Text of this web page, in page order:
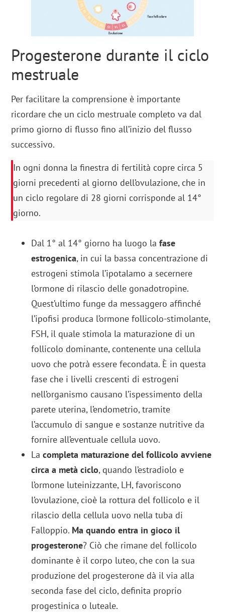
Progesterone durante il ciclo
mestruale
Per facilitare la comprensione è importante
ricordare che un ciclo mestruale completo va dal
primo giorno di flusso fino all’inizio del flusso
successivo.
In ogni donna la finestra di fertilità copre circa 5
giorni precedenti al giorno dell’ovulazione, che in
un ciclo regolare di 28 giorni corrisponde al 14°
giorno.
Dal 1° al 14° giorno ha luogo lafase
estrogenica, in cui la bassa concentrazione di
estrogeni stimola l’ipotalamo a secernere
l’ormone di rilascio delle gonadotropine.
Quest’ultimo funge da messaggero affinché
l’ipofisi produca l’ormone follicolo-stimolante,
FSH, il quale stimola la maturazione di un
follicolo dominante, contenente una cellula
uovo che potrà essere fecondata. È in questa
fase che i livelli crescenti di estrogeni
nell’organismo causano l’ispessimento della
parete uterina, l’endometrio, tramite
l’accumulo di sangue e sostanze nutritive da
fornire all’eventuale cellula uovo.
Lacompleta maturazione del follicolo avviene
circa a metà ciclo, quando l’estradiolo e
l’ormone luteinizzante, LH, favoriscono
l’ovulazione, cioè la rottura del follicolo e il
rilascio della cellula uovo nella tuba di
Falloppio. Ma quando entra in gioco il
progesterone? Ciò che rimane del follicolo
dominante è il corpo luteo, che con la sua
produzione del progesterone dà il via alla
seconda fase del ciclo, definita proprio
progestinica o luteale.